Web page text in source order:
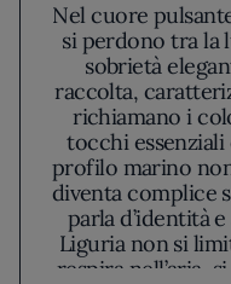
Nel cuore
si perdono tra la
sobrietà
raccolta,
richiamano i
tocchi essenziali
profilo marino
diventa complice
parla d’identità
Liguria non si
respira nell’aria,